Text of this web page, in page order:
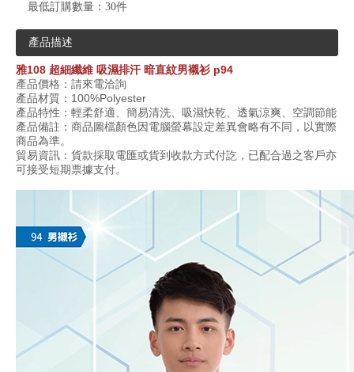
最低訂購數量： 30件
產品描述
雅108 超細纖維 吸濕排汗 暗直紋男襯衫 p94
產品價格：請來電洽詢
產品材質： 100%Polyester
產品特性：輕柔舒適、簡易清洗、吸濕快乾、透氣涼爽、空調節能
產品備註：商品圖檔顏色因電腦螢幕設定差異會略有不同，以實際
商品為準。
貿易資訊：貨款採取電匯或貨到收款方式付訖，已配合過之客戶亦
可接受短期票據支付。